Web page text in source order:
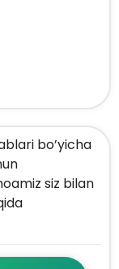
bo’yicha
siz bilan